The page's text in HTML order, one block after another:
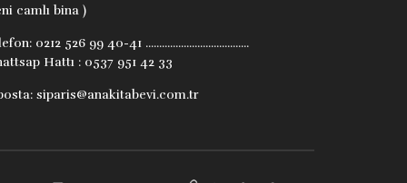
camlı bina )
0212 526 99 40-41 ......................................
Hattı : 0537 951 42 33
siparis@anakitabevi.com.tr